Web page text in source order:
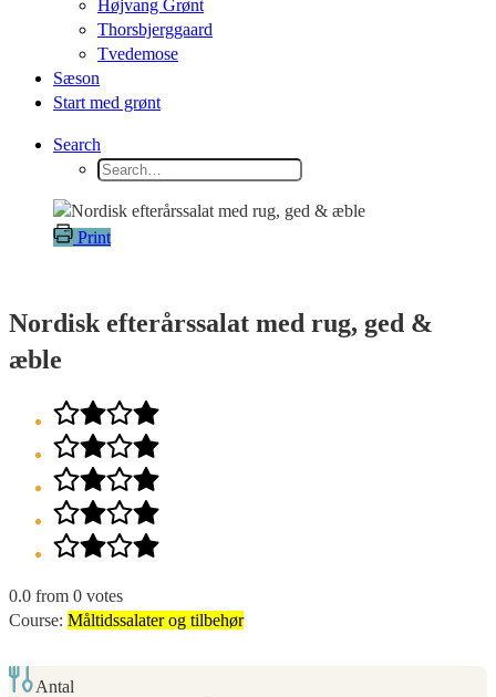
Højvang Grønt
Thorsbjerggaard
Tvedemose
Sæson
Start med grønt
Search
Print
Nordisk efterårssalat med rug, ged &
æble
0.0 from 0 votes
Course: Måltidssalater og tilbehør
Antal